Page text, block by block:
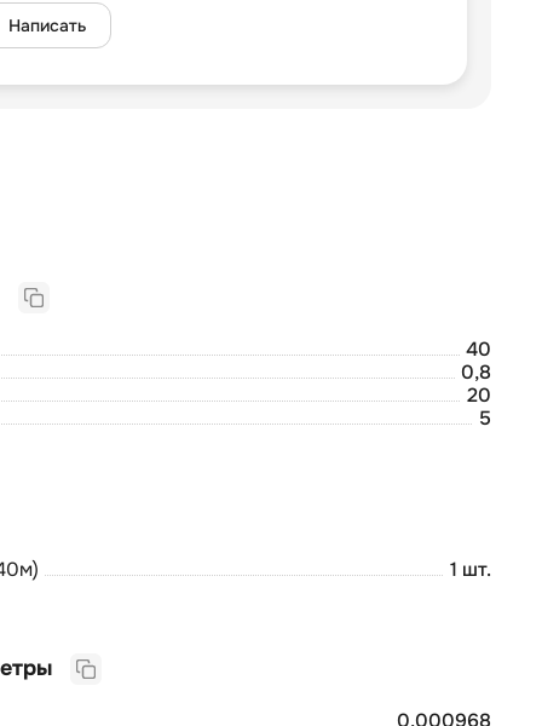
Написать
40
0,8
20
5
1 шт.
0,000968